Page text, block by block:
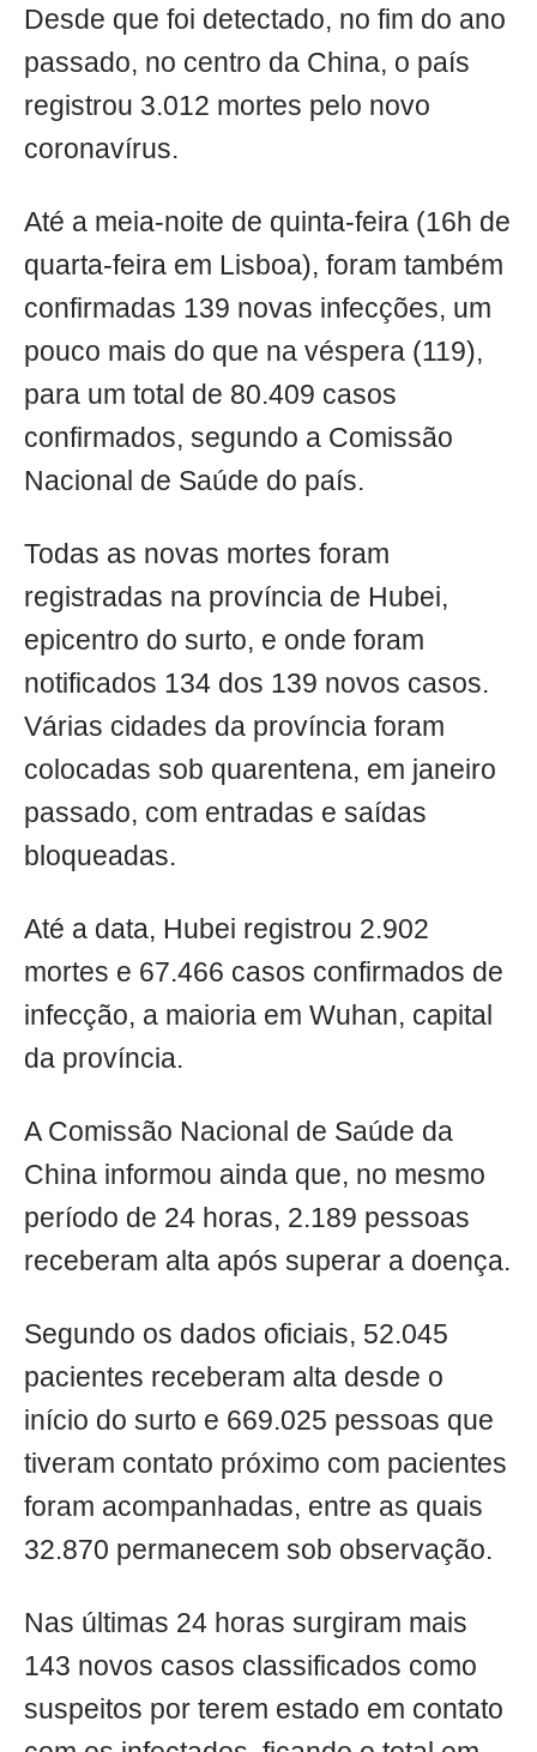
Desde que foi detectado, no fim do ano
passado, no centro da China, o país
registrou 3.012 mortes pelo novo
coronavírus.
Até a meia-noite de quinta-feira (16h de
quarta-feira em Lisboa), foram também
confirmadas 139 novas infecções, um
pouco mais do que na véspera (119),
para um total de 80.409 casos
confirmados, segundo a Comissão
Nacional de Saúde do país.
Todas as novas mortes foram
registradas na província de Hubei,
epicentro do surto, e onde foram
notificados 134 dos 139 novos casos.
Várias cidades da província foram
colocadas sob quarentena, em janeiro
passado, com entradas e saídas
bloqueadas.
Até a data, Hubei registrou 2.902
mortes e 67.466 casos confirmados de
infecção, a maioria em Wuhan, capital
da província.
A Comissão Nacional de Saúde da
China informou ainda que, no mesmo
período de 24 horas, 2.189 pessoas
receberam alta após superar a doença.
Segundo os dados oficiais, 52.045
pacientes receberam alta desde o
início do surto e 669.025 pessoas que
tiveram contato próximo com pacientes
foram acompanhadas, entre as quais
32.870 permanecem sob observação.
Nas últimas 24 horas surgiram mais
143 novos casos classificados como
suspeitos por terem estado em contato